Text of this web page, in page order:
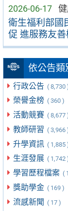
2026-06-17
衛生福利部國
促 進服務友善
依公告類
行政公告 ( 8,730
榮譽金榜 ( 360 )
活動競賽 ( 8,677
教師研習 ( 3,966
升學資訊 ( 1,885
生涯發展 ( 1,742
學習歷程檔案 (
獎助學金 ( 169 )
流感新聞 ( 17 )